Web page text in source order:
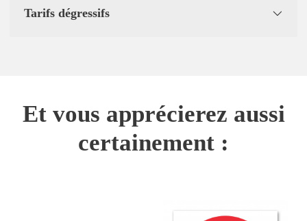
Tarifs dégressifs
Et vous apprécierez aussi
certainement :